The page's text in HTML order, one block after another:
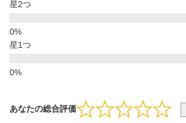
星2つ
星1つ
あなたの総合評価